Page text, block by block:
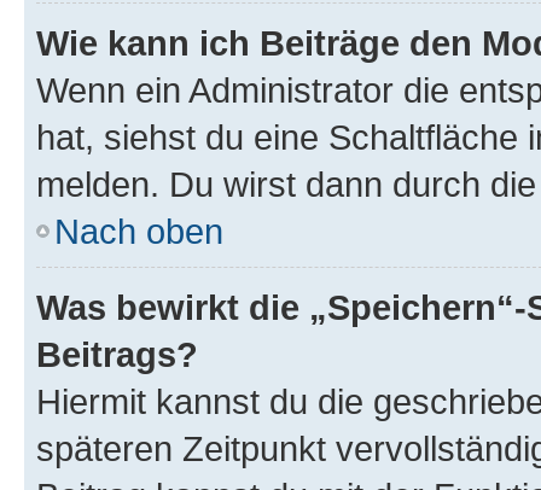
Wie kann ich Beiträge den
Wenn ein Administrator die
hat, siehst du eine Schaltfläche
melden. Du wirst dann durch
Nach oben
Was bewirkt die
Beitrags?
Hiermit kannst du die
späteren Zeitpunkt